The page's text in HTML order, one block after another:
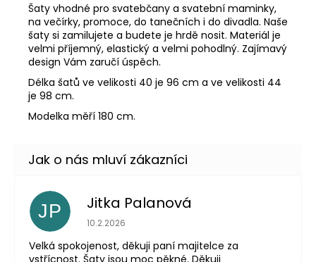
Šaty vhodné pro svatebčany a svatební maminky,
na večírky, promoce, do tanečních i do divadla. Naše
šaty si zamilujete a budete je hrdě nosit. Materiál je
velmi příjemný, elastický a velmi pohodlný. Zajímavý
design Vám zaručí úspěch.
Délka šatů ve velikosti 40 je 96 cm a ve velikosti 44
je 98 cm.
Modelka měří 180 cm.
JP Jitka Palanová
Hodnocení obchodu je 5 z 5 hvězdiček.
10.2.2026
Velká spokojenost, děkuji paní majitelce za
vstřícnost. Šaty jsou moc pěkné. Děkuji